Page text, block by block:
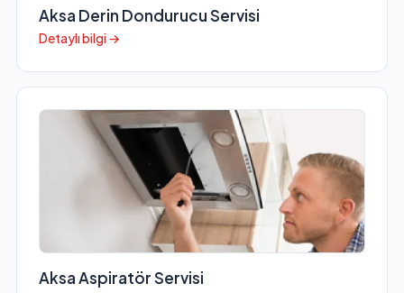
Aksa Derin Dondurucu Servisi
Detaylı bilgi →
Aksa Aspiratör Servisi